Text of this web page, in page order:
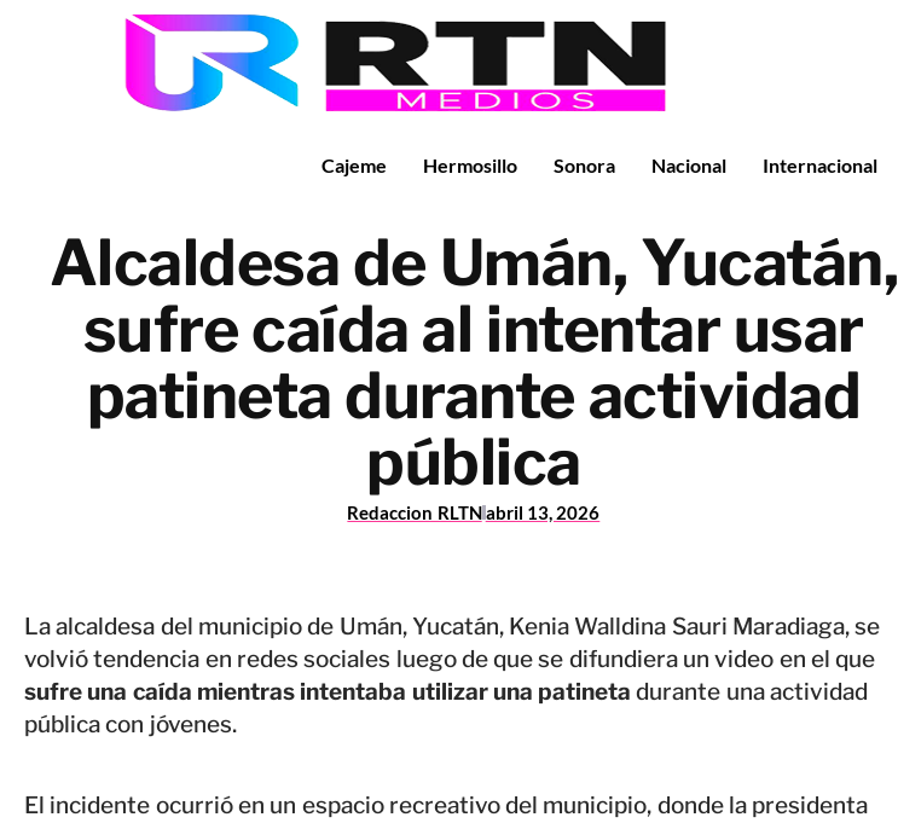
Cajeme Hermosillo Sonora Nacional Internacional
Alcaldesa de Umán, Yucatán,
sufre caída al intentar usar
patineta durante actividad
pública
Redaccion RLTNabril 13, 2026
La alcaldesa del municipio de Umán, Yucatán, Kenia Walldina Sauri Maradiaga, se
volvió tendencia en redes sociales luego de que se difundiera un video en el que
sufre una caída mientras intentaba utilizar una patineta durante una actividad
pública con jóvenes.
El incidente ocurrió en un espacio recreativo del municipio, donde la presidenta